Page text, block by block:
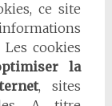
ce site
cookies
la
, sites